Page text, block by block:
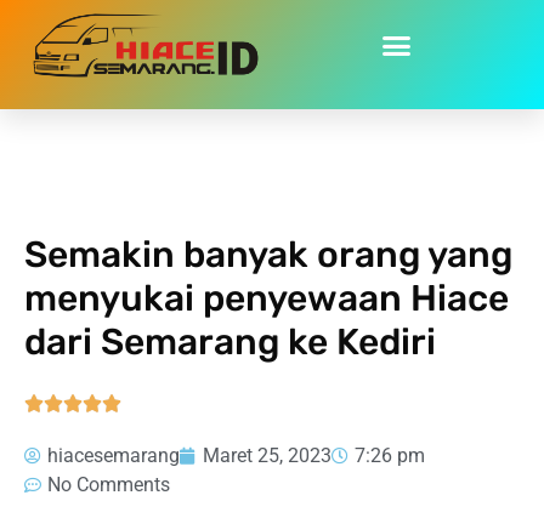
Home»Semakin banyak orang yang menyukai penyewaan
Semakin banyak orang yang
menyukai penyewaan Hiace
dari Semarang ke Kediri

hiacesemarang Maret 25, 2023
7:26 pm
No Comments